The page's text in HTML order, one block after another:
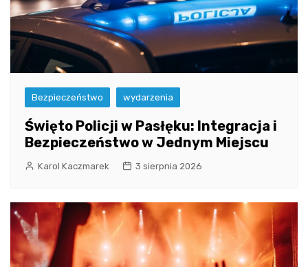
Bezpieczeństwo wydarzenia
Święto Policji w Pasłęku: Integracja i
Bezpieczeństwo w Jednym Miejscu
Karol Kaczmarek 3 sierpnia 2026